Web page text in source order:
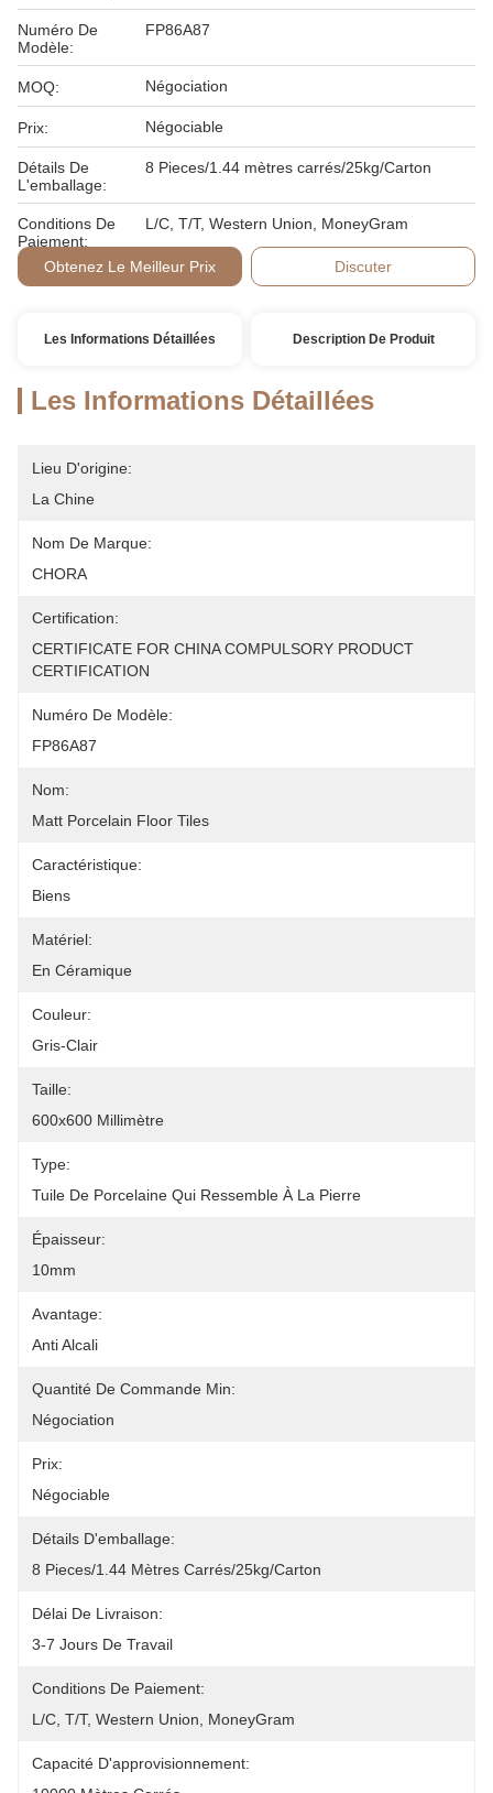
Numéro De
Modèle:
FP86A87
MOQ: Négociation
Prix: Négociable
Détails De
L'emballage:
8 Pieces/1.44 mètres carrés/25kg/Carton
Conditions De
Paiement:
L/C, T/T, Western Union, MoneyGram
Obtenez Le Meilleur Prix Discuter
Les Informations Détaillées Description De Produit
Les Informations Détaillées
Lieu D'origine:
La Chine
Nom De Marque:
CHORA
Certification:
CERTIFICATE FOR CHINA COMPULSORY PRODUCT
CERTIFICATION
Numéro De Modèle:
FP86A87
Nom:
Matt Porcelain Floor Tiles
Caractéristique:
Biens
Matériel:
En Céramique
Couleur:
Gris-Clair
Taille:
600x600 Millimètre
Type:
Tuile De Porcelaine Qui Ressemble À La Pierre
Épaisseur:
10mm
Avantage:
Anti Alcali
Quantité De Commande Min:
Négociation
Prix:
Négociable
Détails D'emballage:
8 Pieces/1.44 Mètres Carrés/25kg/Carton
Délai De Livraison:
3-7 Jours De Travail
Conditions De Paiement:
L/C, T/T, Western Union, MoneyGram
Capacité D'approvisionnement: